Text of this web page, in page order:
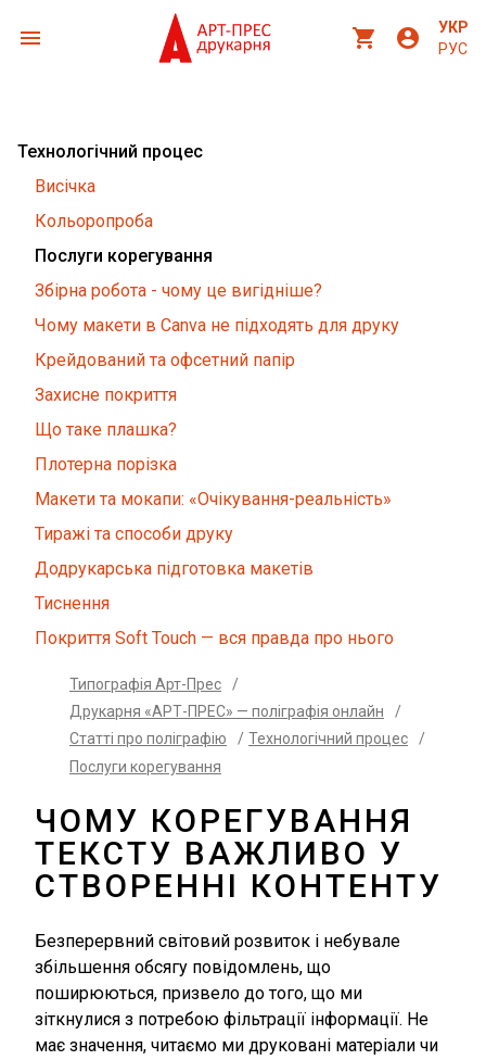
menu shopping_cart account_circle
УКР
РУС
Технологічний процес
Висічка
Кольоропроба
Послуги корегування
Збірна робота - чому це вигідніше?
Чому макети в Canva не підходять для друку
Крейдований та офсетний папір
Захисне покриття
Що таке плашка?
Плотерна порізка
Макети та мокапи: «Очікування-реальність»
Тиражі та способи друку
Додрукарська підготовка макетів
Тиснення
Покриття Soft Touch — вся правда про нього
Типографія Арт-Прес
/
Друкарня «АРТ-ПРЕС» — поліграфія онлайн
/
Статті про поліграфію
/ Технологічний процес
/
Послуги корегування
ЧОМУ КОРЕГУВАННЯ
ТЕКСТУ ВАЖЛИВО У
СТВОРЕННІ КОНТЕНТУ
Безперервний світовий розвиток і небувале
збільшення обсягу повідомлень, що
поширюються, призвело до того, що ми
зіткнулися з потребою фільтрації інформації. Не
має значення, читаємо ми друковані матеріали чи